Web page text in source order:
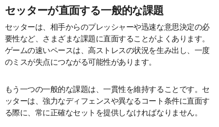
セッターが直面する一般的な課題
セッターは、相手からのプレッシャーや迅速な意思決定の必
要性など、さまざまな課題に直面することがよくあります。
ゲームの速いペースは、高ストレスの状況を生み出し、一度
のミスが失点につながる可能性があります。
もう一つの一般的な課題は、一貫性を維持することです。セ
ッターは、強力なディフェンスや異なるコート条件に直面す
る際に、常に正確なセットを提供しなければなりません。